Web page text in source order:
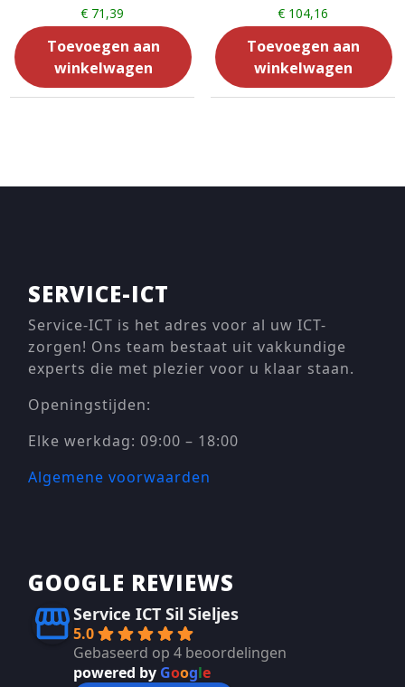
€ 71,39
Toevoegen aan
winkelwagen
€104,16
Toevoegen aan
winkelwagen
SERVICE-ICT
Service-ICT is het adres voor al uw ICT-
zorgen! Ons team bestaat uit vakkundige
experts die met plezier voor u klaar staan.
Openingstijden:
Elke werkdag: 09:00 – 18:00
Algemene voorwaarden
GOOGLE REVIEWS
Service ICT Sil Sieljes
5.0
Gebaseerd op 4 beoordelingen
powered by Google